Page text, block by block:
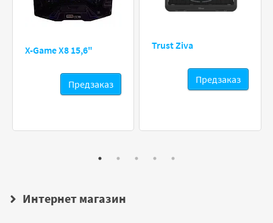
X-Game X8 15,6"
Предзаказ
Trust Ziva
Предзаказ
Интернет магазин